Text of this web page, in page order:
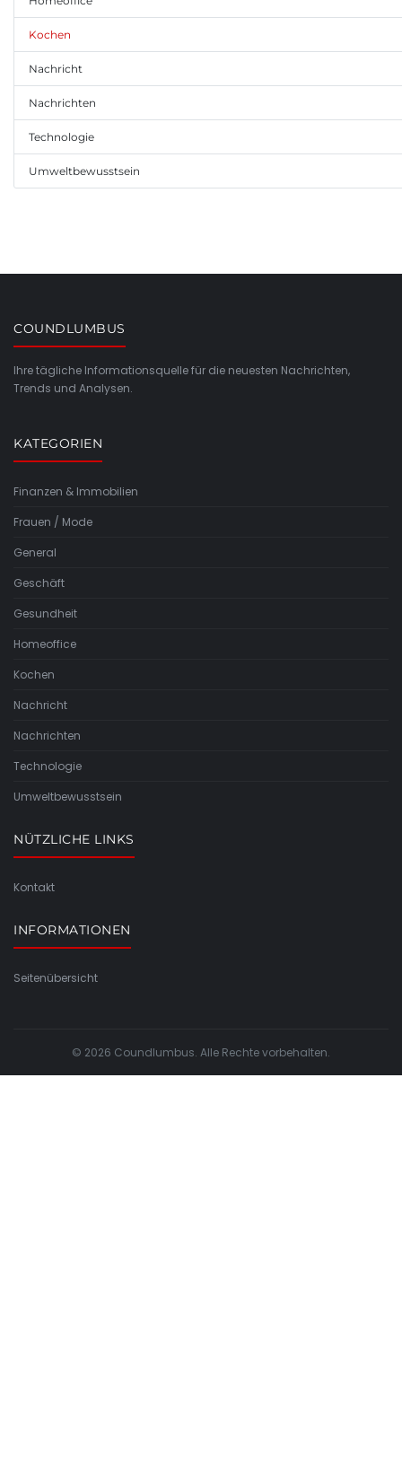
Kochen
Nachricht
Nachrichten
Technologie
Umweltbewusstsein
COUNDLUMBUS
Ihre tägliche Informationsquelle für die neuesten Nachrichten,
Trends und Analysen.
KATEGORIEN
Finanzen & Immobilien
Frauen / Mode
General
Geschäft
Gesundheit
Homeoffice
Kochen
Nachricht
Nachrichten
Technologie
Umweltbewusstsein
NÜTZLICHE LINKS
Kontakt
INFORMATIONEN
Seitenübersicht
© 2026 Coundlumbus. Alle Rechte vorbehalten.